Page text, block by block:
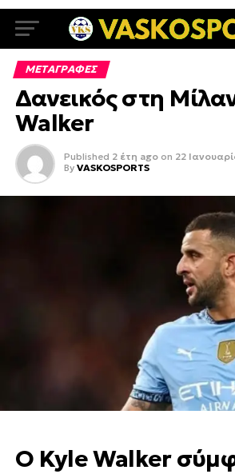
ΜΕΤΑΓΡΑΦΕΣ
Δανεικός στη
Walker
Published 2 έτη ago on 22
By VASKOSPORTS
Ο Kyle Walker